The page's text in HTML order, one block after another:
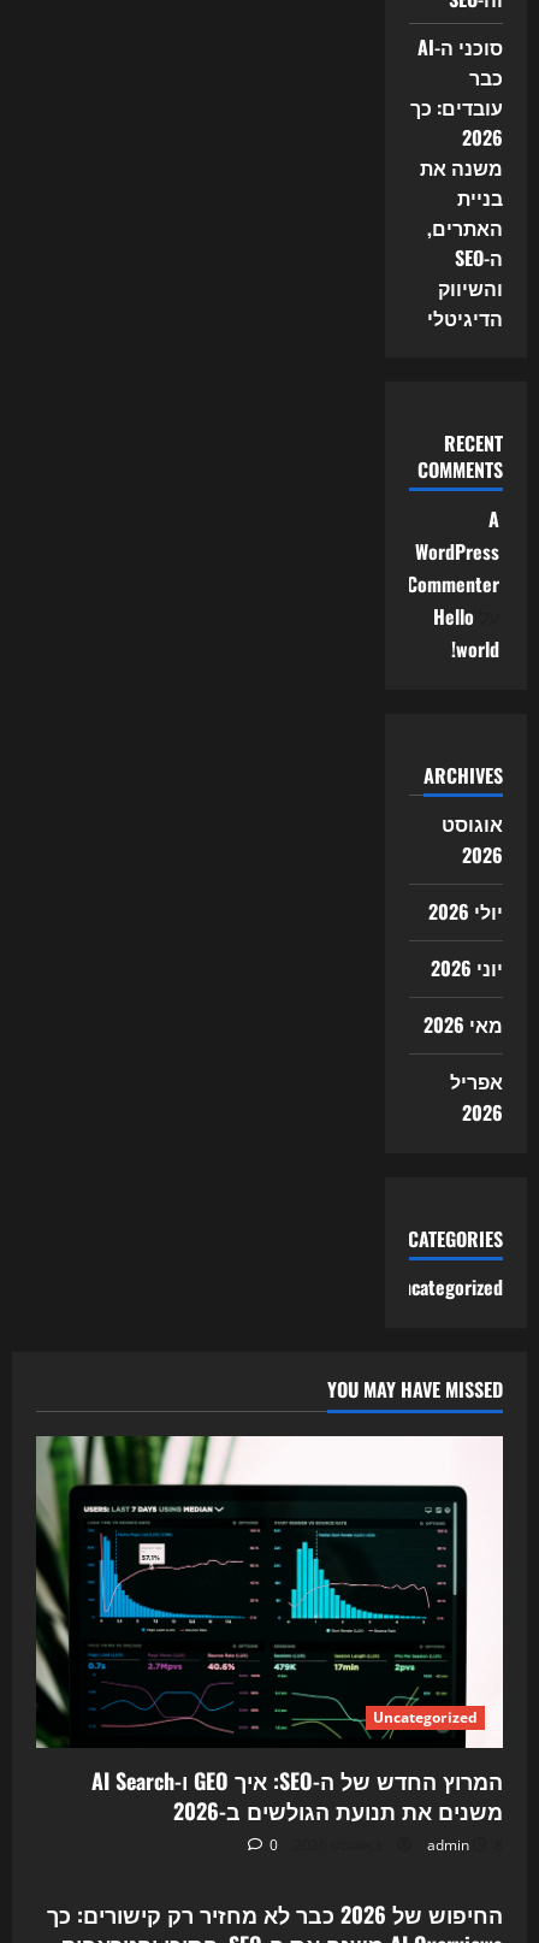
סוכני ה-AI
כבר
עובדים: כך
2026
משנה את
בניית
האתרים,
ה-SEO
והשיווק
הדיגיטלי
RECENT
COMMENTS
A
WordPress
Commenter
Hello
world!
ARCHIVES
אוגוסט
2026
יולי 2026
יוני 2026
מאי 2026
אפריל
2026
CATEGORIES
Uncategorized
YOU MAY HAVE MISSED
Uncategorized
המרוץ החדש של ה-SEO: איך GEO ו-AI Search
משנים את תנועת הגולשים ב-2026
admin
0 Uncategorized
החיפוש של 2026 כבר לא מחזיר רק קישורים: כך